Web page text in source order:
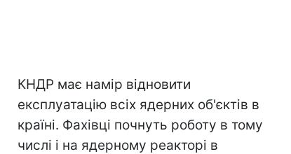
КНДР має намір відновити
експлуатацію всіх ядерних об'єктів в
країні. Фахівці почнуть роботу в тому
числі і на ядерному реакторі в